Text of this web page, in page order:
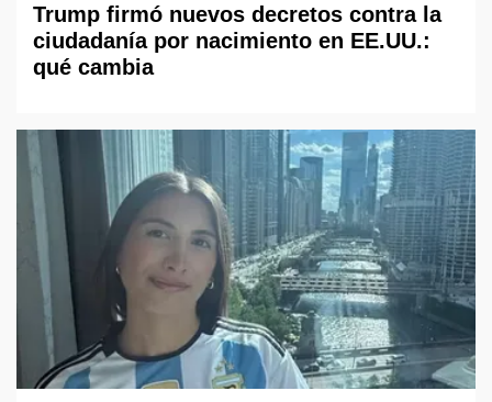
Trump firmó nuevos decretos contra la
ciudadanía por nacimiento en EE.UU.:
qué cambia